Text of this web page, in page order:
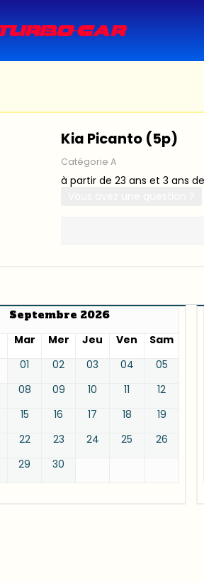
Kia Picanto (5p)
Catégorie A
à partir de 23 ans et 3 ans
Septembre 2026
Mar Mer Jeu Ven
Sam
01
02 03 04
05
08 09 10 11
12
15 16 17 18
19
22 23 24 25
26
29 30